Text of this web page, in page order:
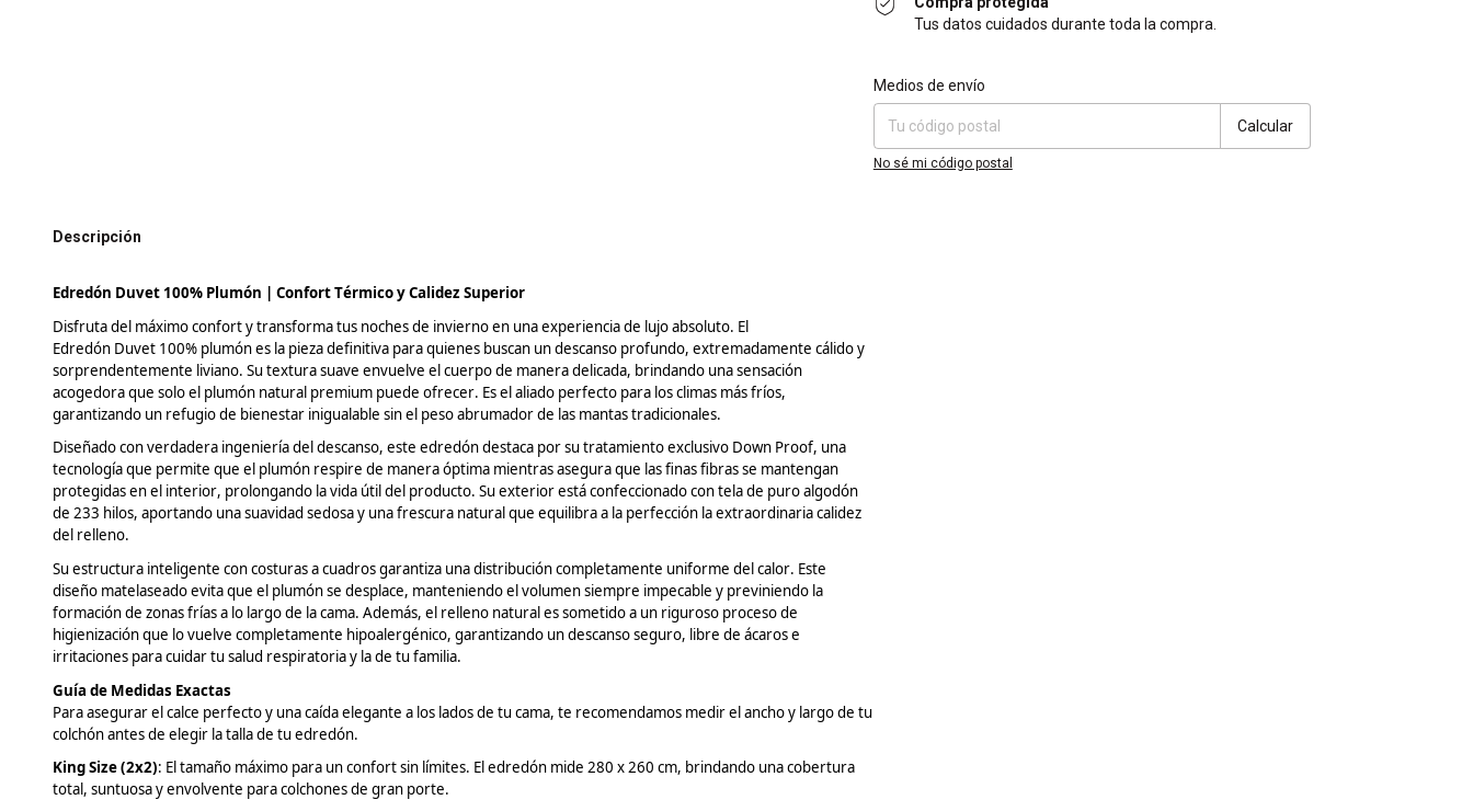
Tus datos cuidados durante toda la compra.
Entregas para el CP:
Medios de envío
Calcular
No sé mi código postal
Descripción
Edredón Duvet 100% Plumón | Confort Térmico y Calidez Superior
Disfruta del máximo confort y transforma tus noches de invierno en una experiencia de lujo absoluto. El
Edredón Duvet 100% plumónes la pieza definitiva para quienes buscan un descanso profundo, extremadamente cálido y
sorprendentemente liviano. Su textura suave envuelve el cuerpo de manera delicada, brindando una sensación
acogedora que solo el plumón natural premium puede ofrecer. Es el aliado perfecto para los climas más fríos,
garantizando un refugio de bienestar inigualable sin el peso abrumador de las mantas tradicionales.
Diseñado con verdadera ingeniería del descanso, este edredón destaca por su tratamiento exclusivo Down Proof, una
tecnología que permite que el plumón respire de manera óptima mientras asegura que las finas fibras se mantengan
protegidas en el interior, prolongando la vida útil del producto. Su exterior está confeccionado con tela de puro algodón
de 233 hilos, aportando una suavidad sedosa y una frescura natural que equilibra a la perfección la extraordinaria calidez
del relleno.
Su estructura inteligente con costuras a cuadros garantiza una distribución completamente uniforme del calor. Este
diseño matelaseadoevita que el plumón se desplace, manteniendo el volumen siempre impecable y previniendo la
formación de zonas frías a lo largo de la cama. Además, el relleno natural es sometido a un riguroso proceso de
higienización que lo vuelve completamente hipoalergénico, garantizando un descanso seguro, libre de ácaros e
irritaciones para cuidar tu salud respiratoria y la de tu familia.
Guía de Medidas Exactas
Para asegurar el calce perfecto y una caída elegante a los lados de tu cama, te recomendamos medir el ancho y largo de tu
colchón antes de elegir la talla de tu edredón.
KingSize(2x2): El tamaño máximo para un confort sin límites. El edredón mide 280 x 260 cm, brindando una cobertura
total, suntuosa y envolvente para colchones de gran porte.